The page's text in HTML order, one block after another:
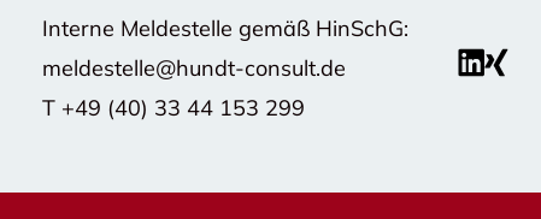
Interne Meldestelle gemäß HinSchG:
meldestelle@hundt-consult.de
T +49 (40) 33 44 153 299